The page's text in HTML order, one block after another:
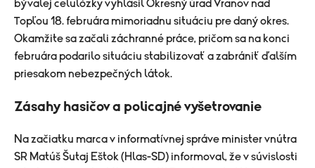
bývalej celulózky vyhlásil Okresný úrad Vranov nad
Topľou 18. februára mimoriadnu situáciu pre daný okres.
Okamžite sa začali záchranné práce, pričom sa na konci
februára podarilo situáciu stabilizovať a zabrániť ďalším
priesakom nebezpečných látok.
Zásahy hasičov a policajné vyšetrovanie
Na začiatku marca v informatívnej správe minister vnútra
SR Matúš Šutaj Eštok (Hlas-SD) informoval, že v súvislosti